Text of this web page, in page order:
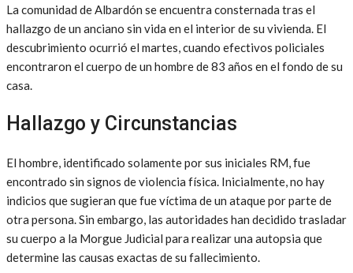
La comunidad de Albardón se encuentra consternada tras el
hallazgo de un anciano sin vida en el interior de su vivienda. El
descubrimiento ocurrió el martes, cuando efectivos policiales
encontraron el cuerpo de un hombre de 83 años en el fondo de su
casa.
Hallazgo y Circunstancias
El hombre, identificado solamente por sus iniciales RM, fue
encontrado sin signos de violencia física. Inicialmente, no hay
indicios que sugieran que fue víctima de un ataque por parte de
otra persona. Sin embargo, las autoridades han decidido trasladar
su cuerpo a la Morgue Judicial para realizar una autopsia que
determine las causas exactas de su fallecimiento.